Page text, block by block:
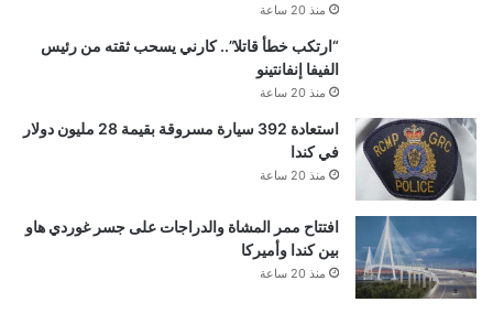
منذ 20 ساعة
“ارتكب خطأ قاتلا”.. كارني يسحب ثقته من رئيس
الفيفا إنفانتينو
منذ 20 ساعة
استعادة 392 سيارة مسروقة بقيمة 28 مليون دولار
في كندا
منذ 20 ساعة
افتتاح ممر المشاة والدراجات على جسر غوردي هاو
بين كندا وأميركا
منذ 20 ساعة